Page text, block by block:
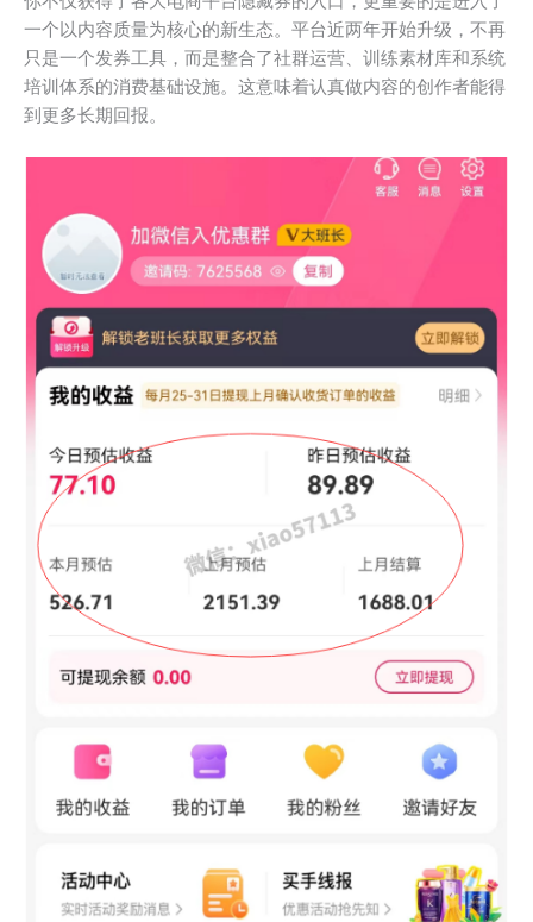
一个以内容质量为核心的新生态。平台近两年开始升级，不再
只是一个发券工具，而是整合了社群运营、训练素材库和系统
培训体系的消费基础设施。这意味着认真做内容的创作者能得
到更多长期回报。